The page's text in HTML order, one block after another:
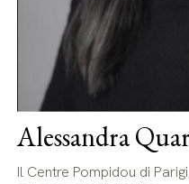
Alessandra
Il Centre Pompidou di